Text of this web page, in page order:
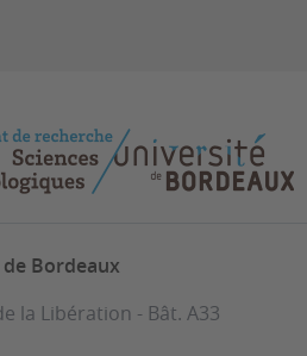
Bordeaux
la Libération - Bât. A33